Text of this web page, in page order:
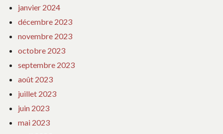
janvier 2024
décembre 2023
novembre 2023
octobre 2023
septembre 2023
août 2023
juillet 2023
juin 2023
mai 2023